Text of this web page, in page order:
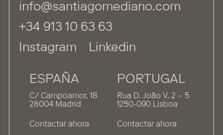
info@santiagomediano.com
+34 913 10 63 63
Instagram
Linkedin
ESPAÑA
C/ Campoamor, 18
28004 Madrid
Contactar ahora
PORTUGAL
Rua D. João V, 2 – 5
1250-090 Lisboa
Contactar ahora